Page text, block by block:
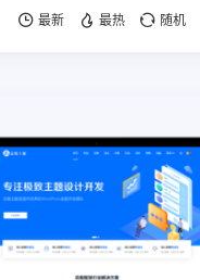
最新 最热 随机